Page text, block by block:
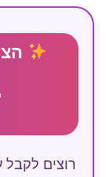
רוצים לקבל